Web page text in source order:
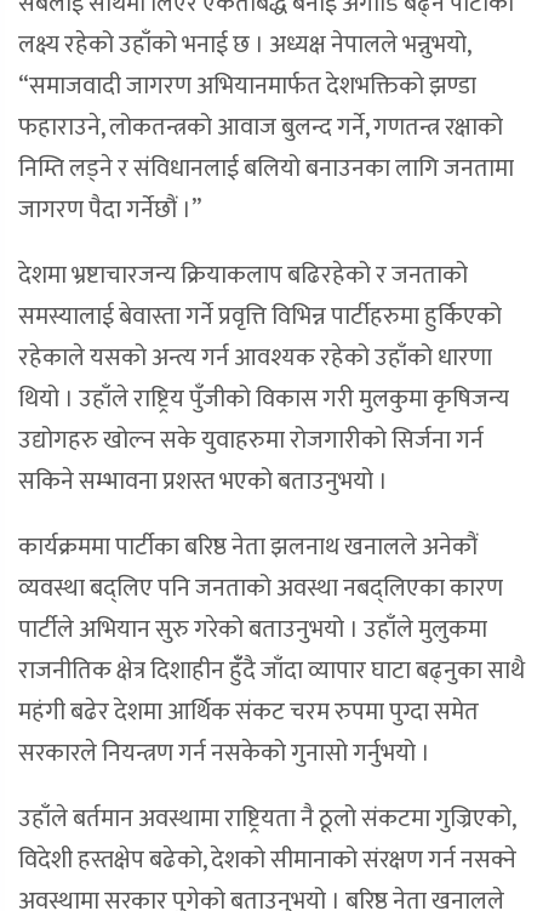
लक्ष्य रहेको उहाँको भनाई छ । अध्यक्ष नेपालले भन्नुभयो,
“समाजवादी जागरण अभियानमार्फत देशभक्तिको झण्डा
फहाराउने, लोकतन्त्रको आवाज बुलन्द गर्ने, गणतन्त्र रक्षाको
निम्ति लड्ने र संविधानलाई बलियो बनाउनका लागि जनतामा
जागरण पैदा गर्नेछौं ।”
देशमा भ्रष्टाचारजन्य क्रियाकलाप बढिरहेको र जनताको
समस्यालाई बेवास्ता गर्ने प्रवृत्ति विभिन्न पार्टीहरुमा हुर्किएको
रहेकाले यसको अन्त्य गर्न आवश्यक रहेको उहाँको धारणा
थियो । उहाँले राष्ट्रिय पुँजीको विकास गरी मुलकुमा कृषिजन्य
उद्योगहरु खोल्न सके युवाहरुमा रोजगारीको सिर्जना गर्न
सकिने सम्भावना प्रशस्त भएको बताउनुभयो ।
कार्यक्रममा पार्टीका बरिष्ठ नेता झलनाथ खनालले अनेकौं
व्यवस्था बद्लिए पनि जनताको अवस्था नबद्लिएका कारण
पार्टीले अभियान सुरु गरेको बताउनुभयो । उहाँले मुलुकमा
राजनीतिक क्षेत्र दिशाहीन हुँँदै जाँदा व्यापार घाटा बढ्नुका साथै
महंगी बढेर देशमा आर्थिक संकट चरम रुपमा पुग्दा समेत
सरकारले नियन्त्रण गर्न नसकेको गुनासो गर्नुभयो ।
उहाँले बर्तमान अवस्थामा राष्ट्रियता नै ठूलो संकटमा गुज्रिएको,
विदेशी हस्तक्षेप बढेको, देशको सीमानाको संरक्षण गर्न नसक्ने
अवस्थामा सरकार पुगेको बताउनुभयो । बरिष्ठ नेता खनालले